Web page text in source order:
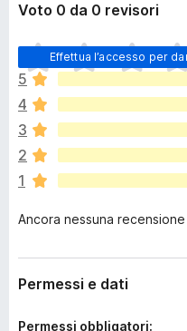
Voto 0 da 0 revisori
Effettua l’accesso per
N
o
n
c
i
s
o
n
a
c
o
a
5
4
3
2
1
Ancora nessuna recensione
Permessi e dati
Permessi obbligatori: